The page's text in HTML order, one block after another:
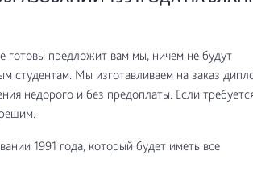
готовы предложит вам мы, ничем не будут
студентам. Мы изготавливаем на заказ
недорого и без предоплаты. Если
1991 года, который будет иметь все